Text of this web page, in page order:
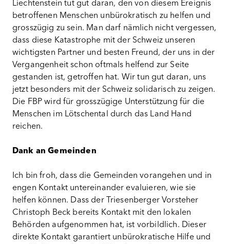
Liechtenstein tut gut daran, den von diesem Ereignis
betroffenen Menschen unbürokratisch zu helfen und
grosszügig zu sein. Man darf nämlich nicht vergessen,
dass diese Katastrophe mit der Schweiz unseren
wichtigsten Partner und besten Freund, der uns in der
Vergangenheit schon oftmals helfend zur Seite
gestanden ist, getroffen hat. Wir tun gut daran, uns
jetzt besonders mit der Schweiz solidarisch zu zeigen.
Die FBP wird für grosszügige Unterstützung für die
Menschen im Lötschental durch das Land Hand
reichen.
Dank an Gemeinden
Ich bin froh, dass die Gemeinden vorangehen und in
engen Kontakt untereinander evaluieren, wie sie
helfen können. Dass der Triesenberger Vorsteher
Christoph Beck bereits Kontakt mit den lokalen
Behörden aufgenommen hat, ist vorbildlich. Dieser
direkte Kontakt garantiert unbürokratische Hilfe und